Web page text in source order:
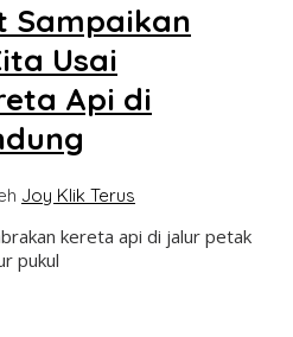
Sampaikan
Usai
Api di
Joy Klik Terus
kereta api di jalur petak
pukul